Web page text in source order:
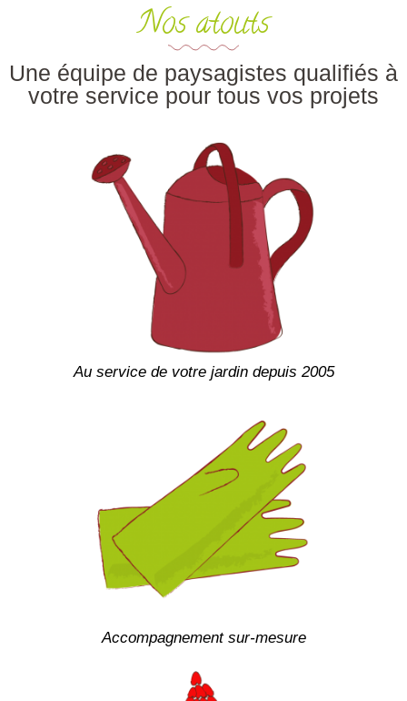
Nos atouts
Une équipe de paysagistes qualifiés à
votre service pour tous vos projets
Au service de votre jardin depuis 2005
Accompagnement sur-mesure